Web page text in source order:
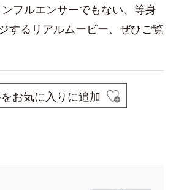
フルエンサーでもない、等身
するリアルムービー、ぜひご覧
お気に入りに追加